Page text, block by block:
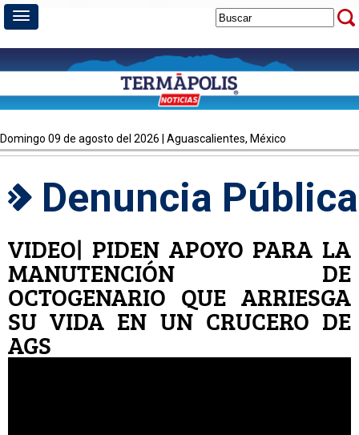
domingo 09 de agosto del 2026 | Aguascalientes, México
Denuncia Pública
VIDEO| PIDEN APOYO PARA LA
MANUTENCIÓN DE
OCTOGENARIO QUE ARRIESGA
SU VIDA EN UN CRUCERO DE
AGS